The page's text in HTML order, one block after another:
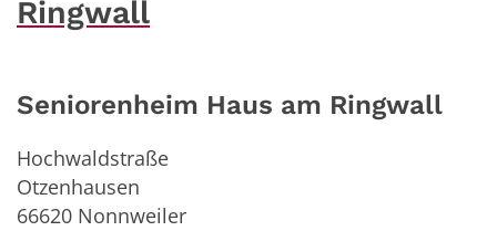
Ringwall
Seniorenheim Haus am Ringwall
Hochwaldstraße
Otzenhausen
66620 Nonnweiler